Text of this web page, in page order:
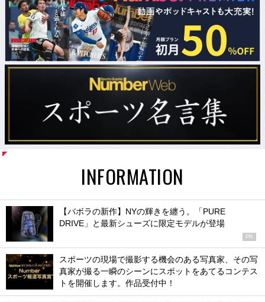
INFORMATION
【バボラの新作】NYの輝きを纏う。「PURE
DRIVE」と最新シューズに限定モデルが登場
PR
スポーツの現場で撮影する機会のある写真家、その写
真家が撮る一瞬のシーンにスポットをあてるコンテス
トを開催します。作品受付中！